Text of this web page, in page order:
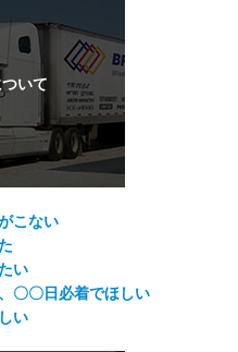
こない
い
〇〇日必着でほしい
い